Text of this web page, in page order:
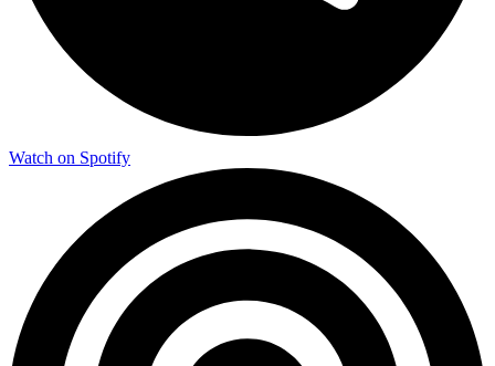
Watch on Spotify